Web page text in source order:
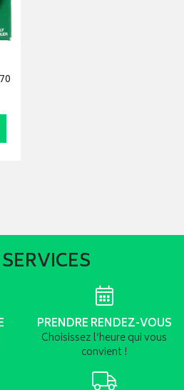
PRENDRE RENDEZ-VOUS
Choisissez l’heure qui vous
convient !